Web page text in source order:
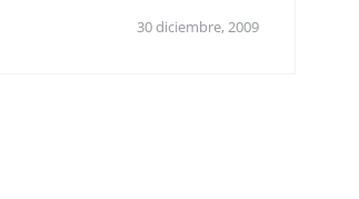
30 diciembre, 2009